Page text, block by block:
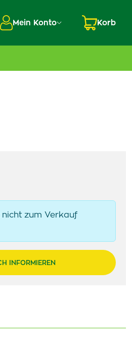
Mein Konto Korb
nicht zum Verkauf
INFORMIEREN